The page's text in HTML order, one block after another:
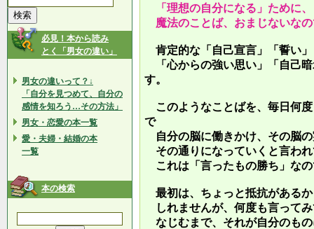
必見！本から読み
とく「男女の違い」
男女の違いって？↓
「自分を見つめて、自分の
感情を知ろう…その方法」
男女・恋愛の本一覧
愛・夫婦・結婚の本
一覧
本の検索
「理想の自分になる」ために
魔法のことば、おまじないな
肯定的な「自己宣言」「誓い
「心からの強い思い」「自己
す。
このようなことばを、毎日何
で
自分の脳に働きかけ、その脳
その通りになっていくと言わ
これは「言ったもの勝ち」な
最初は、ちょっと抵抗がある
しれませんが、何度も言って
なじむまで、それが自分のも